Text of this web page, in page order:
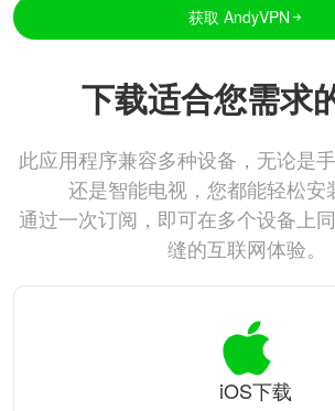
获取 AndyVPN
下载适合您需求
此应用程序兼容多种设备，无论是
还是智能电视，您都能轻松安
通过一次订阅，即可在多个设备上
缝的互联网体验。
iOS下载